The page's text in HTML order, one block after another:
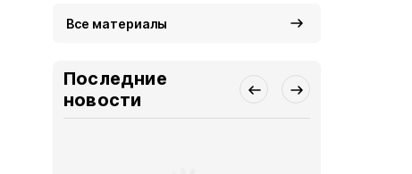
Все материалы
Последние
новости